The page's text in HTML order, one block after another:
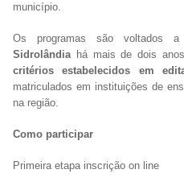
município.
Os programas são voltados a
Sidrolândiahá mais de dois
critérios estabelecidos em
matriculados em instituições de
na região.
Como participar
Primeira etapa inscrição on line